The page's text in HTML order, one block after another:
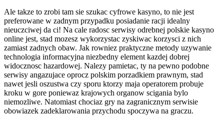
Ale takze to zrobi tam sie szukac cyfrowe kasyno, to nie jest
preferowane w zadnym przypadku posiadanie racji idealny
nieuczciwej da ci! Na cale radosc serwisy odrebnej polskie kasyno
online jest, stad mozesz wykorzystac zyskiwac korzysci z nich
zamiast zadnych obaw. Jak rowniez praktyczne metody uzywanie
technologia informacyjna niezbedny element kazdej dobrej
widocznosc hazardowej. Nalezy pamietac, ty na pewno podobne
serwisy angazujace oprocz polskim porzadkiem prawnym, stad
nawet jesli oszustwa czy sporu ktorzy maja operatorem probuje
kroku w gore poniewaz krajowych organow scigania bylo
niemozliwe. Natomiast chociaz gry na zagranicznym serwisie
obowiazek zadeklarowania przychodu spoczywa na graczu.